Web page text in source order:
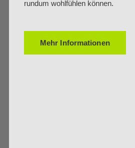
rundum wohlfühlen können.
Mehr Informationen